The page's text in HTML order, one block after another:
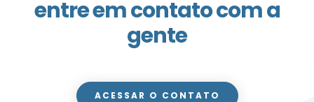
entre em contato com a
gente
ACESSAR O CONTATO